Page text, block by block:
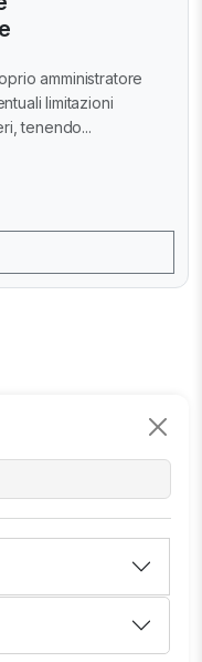
amministratore
limitazioni
tenendo...